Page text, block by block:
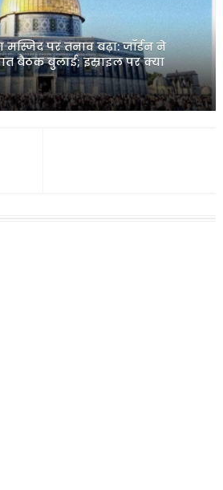
पर तनाव बढ़ा: जॉर्डन ने
बैठक बुलाई; इस्राइल पर क्या